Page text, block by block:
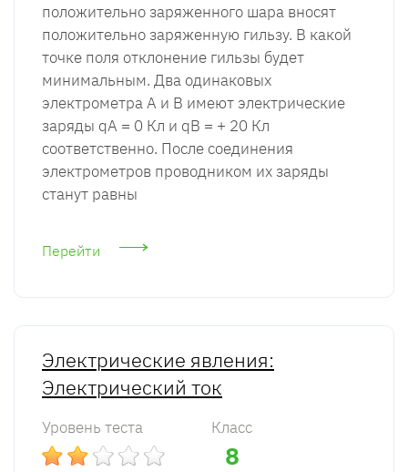
положительно заряженного шара вносят
положительно заряженную гильзу. В какой
точке поля отклонение гильзы будет
минимальным. Два одинаковых
электрометра А и В имеют электрические
заряды qA = 0 Кл и qB = + 20 Кл
соответственно. После соединения
электрометров проводником их заряды
станут равны
Перейти
Электрические явления:
Электрический ток
Уровень теста Класс
8